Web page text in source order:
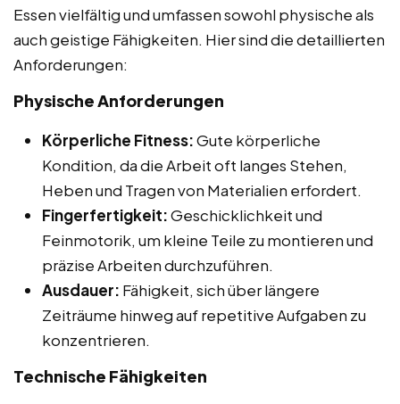
Essen vielfältig und umfassen sowohl physische als
auch geistige Fähigkeiten. Hier sind die detaillierten
Anforderungen:
Physische Anforderungen
Körperliche Fitness:Gute körperliche
Kondition, da die Arbeit oft langes Stehen,
Heben und Tragen von Materialien erfordert.
Fingerfertigkeit:Geschicklichkeit und
Feinmotorik, um kleine Teile zu montieren und
präzise Arbeiten durchzuführen.
Ausdauer: Fähigkeit, sich über längere
Zeiträume hinweg auf repetitive Aufgaben zu
konzentrieren.
Technische Fähigkeiten